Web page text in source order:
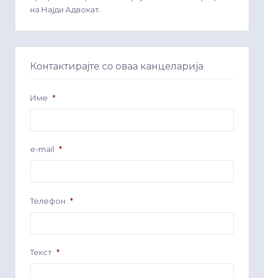
на Најди Адвокат.
Контактирајте со оваа канцеларија
Име *
e-mail *
Телефон *
Текст *